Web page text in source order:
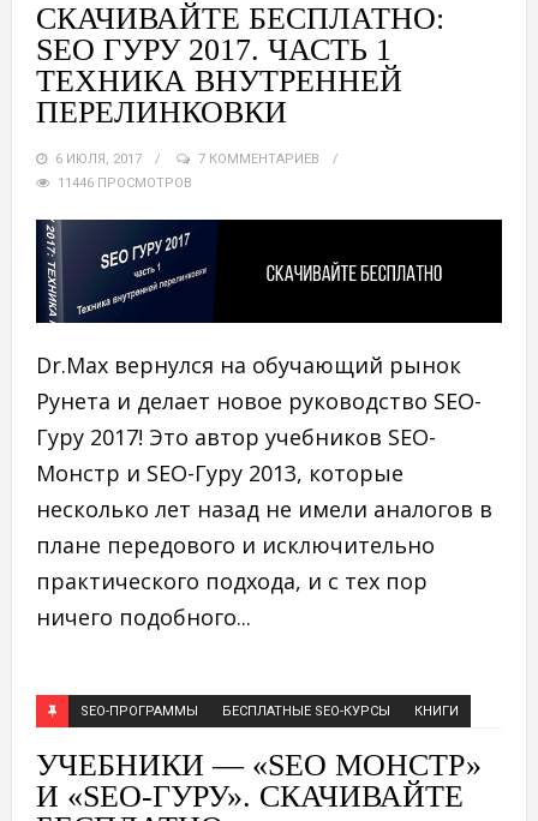
СКАЧИВАЙТЕ БЕСПЛАТНО:
SEO ГУРУ 2017. ЧАСТЬ 1
ТЕХНИКА ВНУТРЕННЕЙ
ПЕРЕЛИНКОВКИ
6 ИЮЛЯ, 2017
7 КОММЕНТАРИЕВ
11446 ПРОСМОТРОВ
Dr.Max вернулся на обучающий рынок
Рунета и делает новое руководство SEO-
Гуру 2017! Это автор учебников SEO-
Монстр и SEO-Гуру 2013, которые
несколько лет назад не имели аналогов в
плане передового и исключительно
практического подхода, и с тех пор
ничего подобного...
SEO-ПРОГРАММЫ БЕСПЛАТНЫЕ SEO-КУРСЫ КНИГИ
УЧЕБНИКИ — «SEO МОНСТР»
И «SEO-ГУРУ». СКАЧИВАЙТЕ